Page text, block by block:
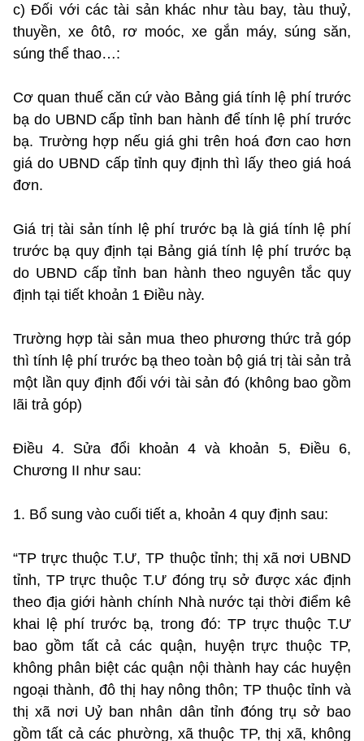
c) Đối với các tài sản khác như tàu bay, tàu thuỷ,
thuyền, xe ôtô, rơ moóc, xe gắn máy, súng săn,
súng thể thao…:
Cơ quan thuế căn cứ vào Bảng giá tính lệ phí trước
bạ do UBND cấp tỉnh ban hành để tính lệ phí trước
bạ. Trường hợp nếu giá ghi trên hoá đơn cao hơn
giá do UBND cấp tỉnh quy định thì lấy theo giá hoá
đơn.
Giá trị tài sản tính lệ phí trước bạ là giá tính lệ phí
trước bạ quy định tại Bảng giá tính lệ phí trước bạ
do UBND cấp tỉnh ban hành theo nguyên tắc quy
định tại tiết khoản 1 Điều này.
Trường hợp tài sản mua theo phương thức trả góp
thì tính lệ phí trước bạ theo toàn bộ giá trị tài sản trả
một lần quy định đối với tài sản đó (không bao gồm
lãi trả góp)
Điều 4. Sửa đổi khoản 4 và khoản 5, Điều 6,
Chương II như sau:
1. Bổ sung vào cuối tiết a, khoản 4 quy định sau:
“TP trực thuộc T.Ư, TP thuộc tỉnh; thị xã nơi UBND
tỉnh, TP trực thuộc T.Ư đóng trụ sở được xác định
theo địa giới hành chính Nhà nước tại thời điểm kê
khai lệ phí trước bạ, trong đó: TP trực thuộc T.Ư
bao gồm tất cả các quận, huyện trực thuộc TP,
không phân biệt các quận nội thành hay các huyện
ngoại thành, đô thị hay nông thôn; TP thuộc tỉnh và
thị xã nơi Uỷ ban nhân dân tỉnh đóng trụ sở bao
gồm tất cả các phường, xã thuộc TP, thị xã, không